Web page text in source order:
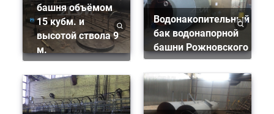
башня объёмом
15 кубм. и
высотой ствола 9
м.
Водонакопительный
бак водонапорной
башни Рожновского